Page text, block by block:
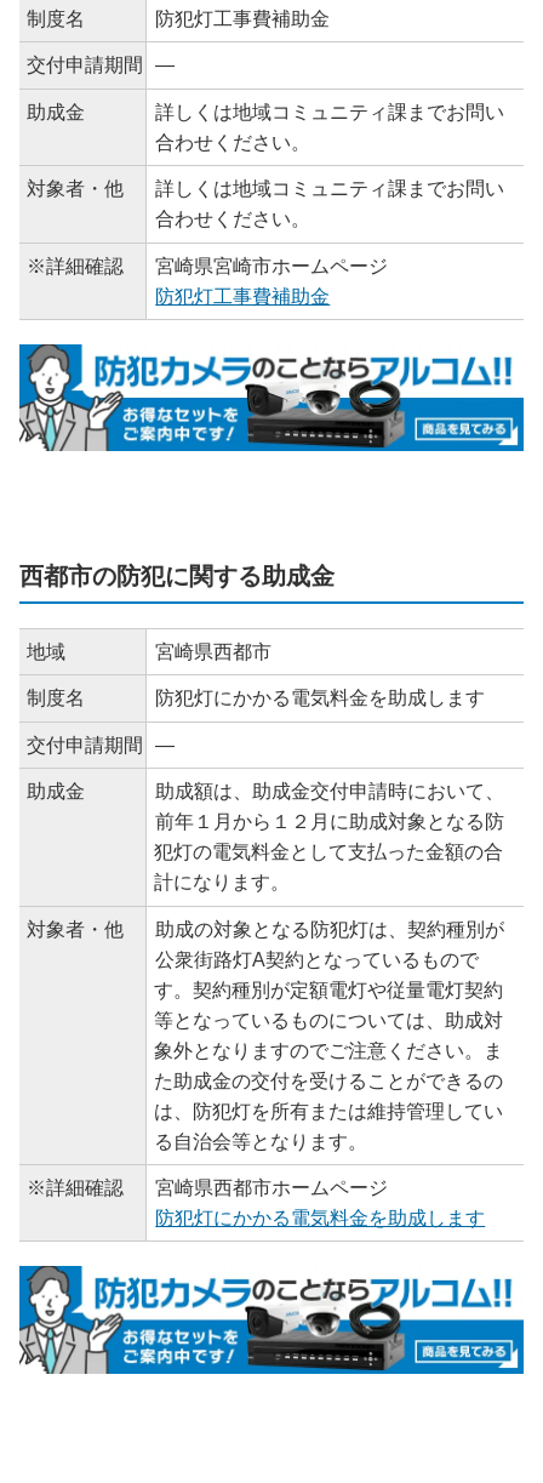
制度名 防犯灯工事費補助金
交付申請期間 ―
助成金
詳しくは地域コミュニティ課までお問い
合わせください。
対象者・他
詳しくは地域コミュニティ課までお問い
合わせください。
※詳細確認
宮崎県宮崎市ホームページ
防犯灯工事費補助金
西都市の防犯に関する助成金
地域 宮崎県西都市
制度名 防犯灯にかかる電気料金を助成します
交付申請期間 ―
助成金
助成額は、助成金交付申請時において、
前年１月から１２月に助成対象となる防
犯灯の電気料金として支払った金額の合
計になります。
対象者・他
助成の対象となる防犯灯は、契約種別が
公衆街路灯A契約となっているもので
す。契約種別が定額電灯や従量電灯契約
等となっているものについては、助成対
象外となりますのでご注意ください。ま
た助成金の交付を受けることができるの
は、防犯灯を所有または維持管理してい
る自治会等となります。
※詳細確認
宮崎県西都市ホームページ
防犯灯にかかる電気料金を助成します